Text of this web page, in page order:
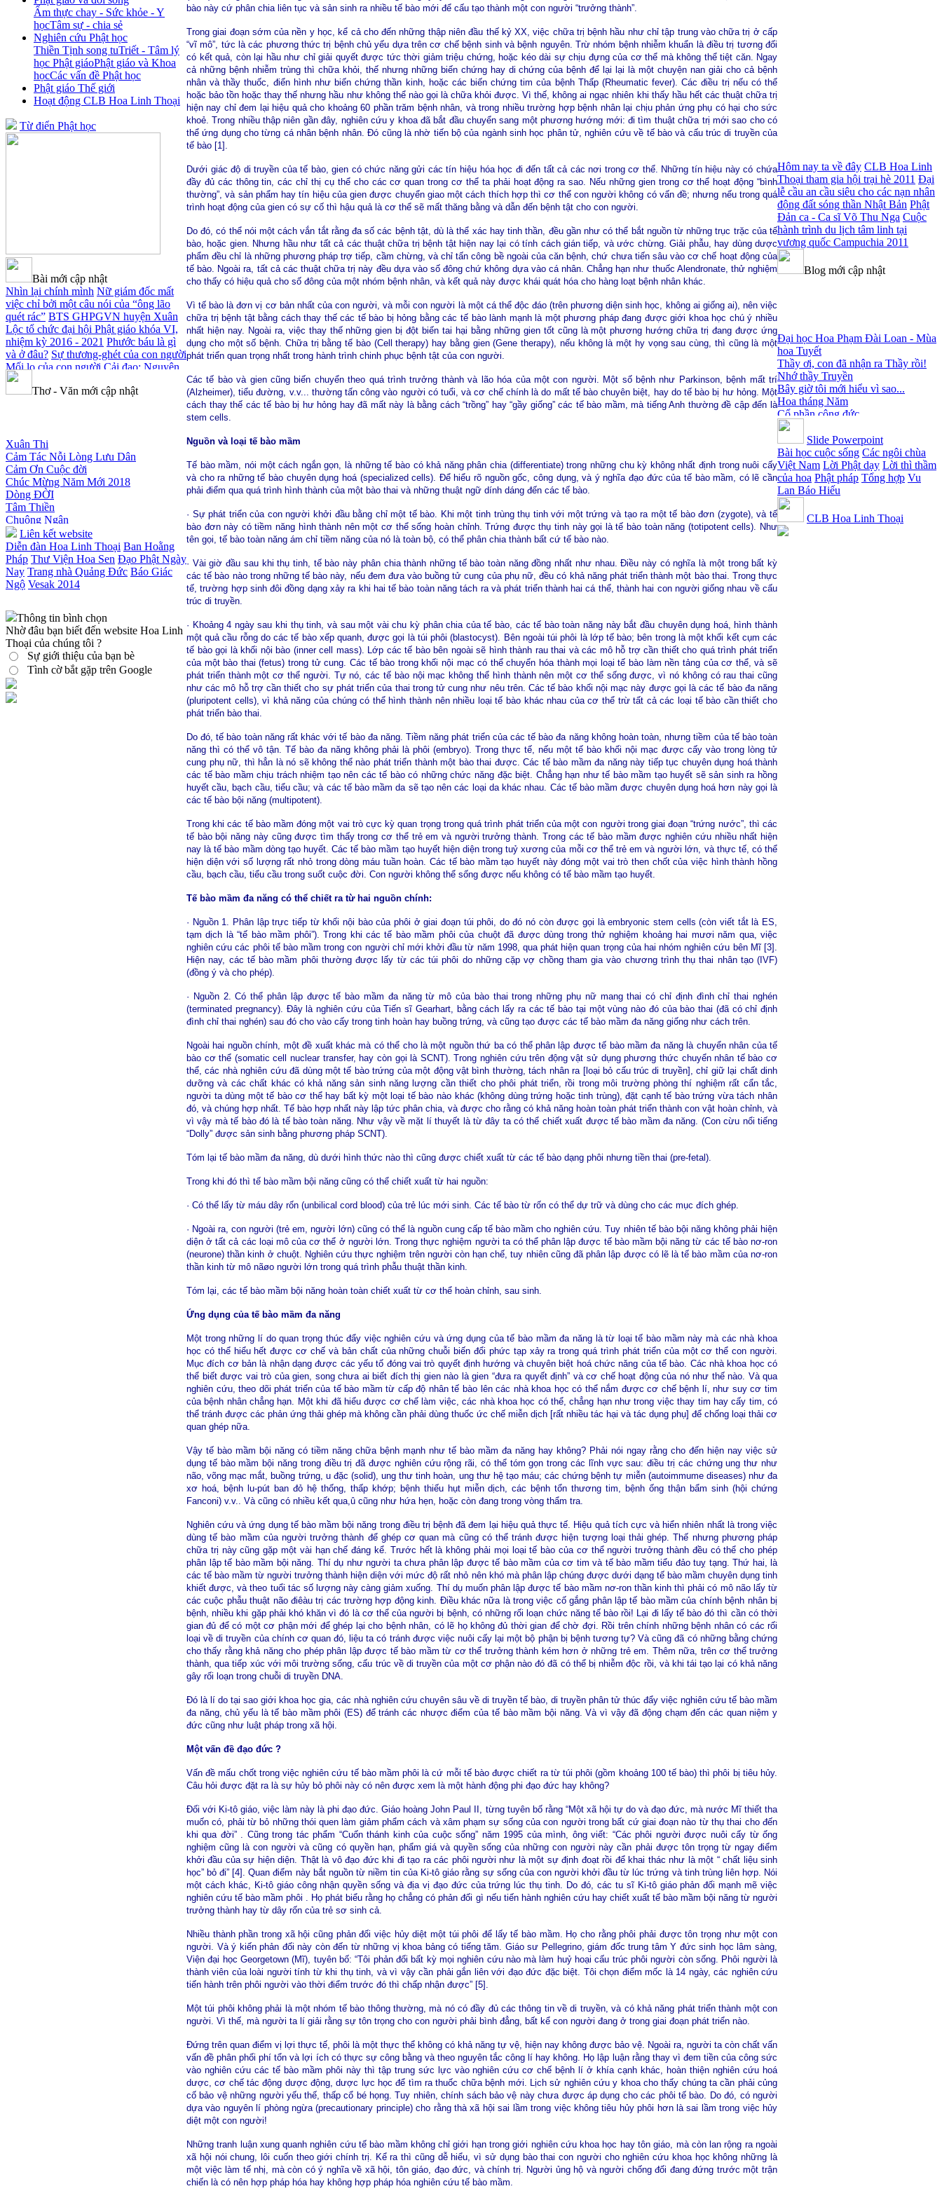
Ẩm thực chay - Sức khỏe - Y
họcTâm sự - chia sẻ
Nghiên cứu Phật học
Thiền Tịnh song tuTriết - Tâm lý
học Phật giáoPhật giáo và Khoa
họcCác vấn đề Phật học
Phật giáo Thế giới
Hoạt động CLB Hoa Linh Thoại
Từ điển Phật học
Bài mới cập nhật
Nhìn lại chính mình Nữ giám đốc mất
việc chỉ bởi một câu nói của “ông lão
quét rác” BTS GHPGVN huyện Xuân
Lộc tổ chức đại hội Phật giáo khóa VI,
nhiệm kỳ 2016 - 2021 Phước báu là gì
và ở đâu? Sự thương-ghét của con người
Mối lo của con người Cải đạo: Nguyên
nhân & giải pháp
nhân nghèo An Giang: Tịnh thất Quy
Thơ - Văn mới cập nhật
Cảm Tác Nỗi Lòng Lưu Dân
Cảm Ơn Cuộc đời
Chúc Mừng Năm Mới 2018
Dòng ĐỜI
Tâm Thiền
Chuông Ngân
Kính mừng Phật Đản
Anh không chết đâu em
Kiếp này
Liên kết website
Diễn đàn Hoa Linh Thoại Ban Hoằng
Pháp Thư Viện Hoa Sen Đạo Phật Ngày
Nay Trang nhà Quảng Đức Báo Giác
Ngộ Vesak 2014
Thông tin bình chọn
Nhờ đâu bạn biết đến website Hoa Linh
Thoại của chúng tôi ?
Sự giới thiệu của bạn bè
Tình cờ bắt gặp trên Google
bào này cứ phân chia liên tục và sản sinh ra nhiều tế bào mới để cấu tạo thành một con người “trưởng thành”.
Trong giai đoạn sớm của nền y học, kể cả cho đến những thập niên đầu thế kỷ XX, việc chữa trị bệnh hầu như chỉ tập trung vào chữa trị ở cấp
“vĩ mô”, tức là các phương thức trị bệnh chủ yếu dựa trên cơ chế bệnh sinh và bệnh nguyên. Trừ nhóm bệnh nhiễm khuẩn là điều trị tương đối
có kết quả, còn lại hầu như chỉ giải quyết được tức thời giảm triệu chứng, hoặc kéo dài sự chịu đựng của cơ thể mà không thể tiệt căn. Ngay
cả những bệnh nhiễm trùng thì chữa khỏi, thế nhưng những biến chứng hay di chứng của bệnh để lại lại là một chuyện nan giải cho cả bệnh
nhân và thầy thuốc, điển hình như biến chứng thần kinh, hoặc các biến chứng tim của bệnh Thấp (Rheumatic fever). Các điều trị nếu có thể
hoặc bảo tồn hoặc thay thế nhưng hầu như không thể nào gọi là chữa khỏi được. Vì thế, không ai ngạc nhiên khi thấy hầu hết các thuật chữa trị
hiện nay chỉ đem lại hiệu quả cho khoảng 60 phần trăm bệnh nhân, và trong nhiều trường hợp bệnh nhân lại chịu phản ứng phụ có hại cho sức
khoẻ. Trong nhiều thập niên gần đây, nghiên cứu y khoa đã bắt đầu chuyển sang một phương hướng mới: đi tìm thuật chữa trị mới sao cho có
thể ứng dụng cho từng cá nhân bệnh nhân. Đó cũng là nhờ tiến bộ của ngành sinh học phân tử, nghiên cứu về tế bào và cấu trúc di truyền của
tế bào [1].
Dưới giác độ di truyền của tế bào, gien có chức năng gửi các tín hiệu hóa học đi đến tất cả các nơi trong cơ thể. Những tín hiệu này có chứa
đầy đủ các thông tin, các chỉ thị cụ thể cho các cơ quan trong cơ thể ta phải hoạt động ra sao. Nếu những gien trong cơ thể hoạt động “bình
thường”, và sản phẩm hay tín hiệu của gien được chuyển giao một cách thích hợp thì cơ thể con người không có vấn đề; nhưng nếu trong quá
trình hoạt động của gien có sự cố thì hậu quả là cơ thể sẽ mất thăng bằng và dẫn đến bệnh tật cho con người.
Do đó, có thể nói một cách vắn tắt rằng đa số các bệnh tật, dù là thể xác hay tinh thần, đều gần như có thể bắt nguồn từ những trục trặc của tế
bào, hoặc gien. Nhưng hầu như tất cả các thuật chữa trị bệnh tật hiện nay lại có tính cách gián tiếp, và ước chừng. Giải phẫu, hay dùng dược
phẩm đều chỉ là những phương pháp trợ tiếp, cầm chừng, và chỉ tấn công bề ngoài của căn bệnh, chứ chưa tiến sâu vào cơ chế hoạt động của
tế bào. Ngoài ra, tất cả các thuật chữa trị này đều dựa vào số đông chứ không dựa vào cá nhân. Chẳng hạn như thuốc Alendronate, thử nghiệm
cho thấy có hiệu quả cho số đông của một nhóm bệnh nhân, và kết quả này được khái quát hóa cho hàng loạt bệnh nhân khác.
Vì tế bào là đơn vị cơ bản nhất của con người, và mỗi con người là một cá thể độc đáo (trên phương diện sinh học, không ai giống ai), nên việc
chữa trị bệnh tật bằng cách thay thế các tế bào bị hỏng bằng các tế bào lành mạnh là một phương pháp đang được giới khoa học chú ý nhiều
nhất hiện nay. Ngoài ra, việc thay thế những gien bị đột biến tai hại bằng những gien tốt cũng là một phương hướng chữa trị đang được ứng
dụng cho một số bệnh. Chữa trị bằng tế bào (Cell therapy) hay bằng gien (Gene therapy), nếu không là một hy vọng sau cùng, thì cũng là một
phát triển quan trọng nhất trong hành trình chinh phục bệnh tật của con người.
Các tế bào và gien cũng biến chuyển theo quá trình trưởng thành và lão hóa của một con người. Một số bệnh như Parkinson, bệnh mất trí
(Alzheimer), tiểu đường, v.v... thường tấn công vào người có tuổi, và cơ chế chính là do mất tế bào chuyên biệt, hay do tế bào bị hư hỏng. Một
cách thay thế các tế bào bị hư hỏng hay đã mất này là bằng cách “trồng” hay “gầy giống” các tế bào mầm, mà tiếng Anh thường đề cập đến là
stem cells.
Nguồn và loại tế bào mầm
Tế bào mầm, nói một cách ngắn gọn, là những tế bào có khả năng phân chia (differentiate) trong những chu kỳ không nhất định trong nuôi cấy
và cho ra những tế bào chuyên dụng hoá (specialized cells). Để hiểu rõ nguồn gốc, công dụng, và ý nghĩa đạo đức của tế bào mầm, có lẽ cần
phải điểm qua quá trình hình thành của một bào thai và những thuật ngữ dính dáng đến các tế bào.
· Sự phát triển của con người khởi đầu bằng chỉ một tế bào. Khi một tinh trùng thụ tinh với một trứng và tạo ra một tế bào đơn (zygote), và tế
bào đơn này có tiềm năng hình thành nên một cơ thể sống hoàn chỉnh. Trứng được thụ tinh này gọi là tế bào toàn năng (totipotent cells). Như
tên gọi, tế bào toàn năng ám chỉ tiềm năng của nó là toàn bộ, có thể phân chia thành bất cứ tế bào nào.
· Vài giờ đầu sau khi thụ tinh, tế bào này phân chia thành những tế bào toàn năng đồng nhất như nhau. Điều này có nghĩa là một trong bất kỳ
các tế bào nào trong những tế bào này, nếu đem đưa vào buồng tử cung của phụ nữ, đều có khả năng phát triển thành một bào thai. Trong thực
tế, trường hợp sinh đôi đồng dạng xảy ra khi hai tế bào toàn năng tách ra và phát triển thành hai cá thể, thành hai con người giống nhau về cấu
trúc di truyền.
· Khoảng 4 ngày sau khi thụ tinh, và sau một vài chu kỳ phân chia của tế bào, các tế bào toàn năng này bắt đầu chuyên dụng hoá, hình thành
một quả cầu rỗng do các tế bào xếp quanh, được gọi là túi phôi (blastocyst). Bên ngoài túi phôi là lớp tế bào; bên trong là một khối kết cụm các
tế bào gọi là khối nội bào (inner cell mass). Lớp các tế bào bên ngoài sẽ hình thành rau thai và các mô hỗ trợ cần thiết cho quá trình phát triển
của một bào thai (fetus) trong tử cung. Các tế bào trong khối nội mạc có thể chuyển hóa thành mọi loại tế bào làm nền tảng của cơ thể, và sẽ
phát triển thành một cơ thể người. Tự nó, các tế bào nội mạc không thể hình thành nên một cơ thể sống được, vì nó không có rau thai cũng
như các mô hỗ trợ cần thiết cho sự phát triển của thai trong tử cung như nêu trên. Các tế bào khối nội mạc này được gọi là các tế bào đa năng
(pluripotent cells), vì khả năng của chúng có thể hình thành nên nhiều loại tế bào khác nhau của cơ thể trừ tất cả các loại tế bào cần thiết cho
phát triển bào thai.
Do đó, tế bào toàn năng rất khác với tế bào đa năng. Tiềm năng phát triển của các tế bào đa năng không hoàn toàn, nhưng tiềm của tế bào toàn
năng thì có thể vô tận. Tế bào đa năng không phải là phôi (embryo). Trong thực tế, nếu một tế bào khối nội mạc được cấy vào trong lòng tử
cung phụ nữ, thì hẳn là nó sẽ không thể nào phát triển thành một bào thai được. Các tế bào mầm đa năng này tiếp tục chuyên dụng hoá thành
các tế bào mầm chịu trách nhiệm tạo nên các tế bào có những chức năng đặc biệt. Chẳng hạn như tế bào mầm tạo huyết sẽ sản sinh ra hồng
huyết cầu, bạch cầu, tiểu cầu; và các tế bào mầm da sẽ tạo nên các loại da khác nhau. Các tế bào mầm được chuyên dụng hoá hơn này gọi là
các tế bào bội năng (multipotent).
Trong khi các tế bào mầm đóng một vai trò cực kỳ quan trọng trong quá trình phát triển của một con người trong giai đoạn “trứng nước”, thì các
tế bào bội năng này cũng được tìm thấy trong cơ thể trẻ em và người trưởng thành. Trong các tế bào mầm được nghiên cứu nhiều nhất hiện
nay là tế bào mầm dòng tạo huyết. Các tế bào mầm tạo huyết hiện diện trong tuỷ xương của mỗi cơ thể trẻ em và người lớn, và thực tế, có thể
hiện diện với số lượng rất nhỏ trong dòng máu tuần hoàn. Các tế bào mầm tạo huyết này đóng một vai trò then chốt của việc hình thành hồng
cầu, bạch cầu, tiểu cầu trong suốt cuộc đời. Con người không thể sống được nếu không có tế bào mầm tạo huyết.
Tế bào mầm đa năng có thể chiết ra từ hai nguồn chính:
· Nguồn 1. Phân lập trực tiếp từ khối nội bào của phôi ở giai đoạn túi phôi, do đó nó còn được gọi là embryonic stem cells (còn viết tắt là ES,
tạm dịch là “tế bào mầm phôi”). Trong khi các tế bào mầm phôi của chuột đã được dùng trong thử nghiệm khoảng hai mươi năm qua, việc
nghiên cứu các phôi tế bào mầm trong con người chỉ mới khởi đầu từ năm 1998, qua phát hiện quan trọng của hai nhóm nghiên cứu bên Mĩ [3].
Hiện nay, các tế bào mầm phôi thường được lấy từ các túi phôi do những cặp vợ chồng tham gia vào chương trình thụ thai nhân tạo (IVF)
(đồng ý và cho phép).
· Nguồn 2. Có thể phân lập được tế bào mầm đa năng từ mô của bào thai trong những phụ nữ mang thai có chỉ định đình chỉ thai nghén
(terminated pregnancy). Đây là nghiên cứu của Tiến sĩ Gearhart, bằng cách lấy ra các tế bào tại một vùng nào đó của bào thai (đã có chỉ định
đình chỉ thai nghén) sau đó cho vào cấy trong tinh hoàn hay buồng trứng, và cũng tạo được các tế bào mầm đa năng giống như cách trên.
Ngoài hai nguồn chính, một đề xuất khác mà có thể cho là một nguồn thứ ba có thể phân lập được tế bào mầm đa năng là chuyển nhân của tế
bào cơ thể (somatic cell nuclear transfer, hay còn gọi là SCNT). Trong nghiên cứu trên động vật sử dụng phương thức chuyển nhân tế bào cơ
thể, các nhà nghiên cứu đã dùng một tế bào trứng của một động vật bình thường, tách nhân ra [loại bỏ cấu trúc di truyền], chỉ giữ lại chất dinh
dưỡng và các chất khác có khả năng sản sinh năng lượng cần thiết cho phôi phát triển, rồi trong môi trường phòng thí nghiệm rất cẩn tắc,
người ta dùng một tế bào cơ thể hay bất kỳ một loại tế bào nào khác (không dùng trứng hoặc tinh trùng), đặt cạnh tế bào trứng vừa tách nhân
đó, và chúng hợp nhất. Tế bào hợp nhất này lập tức phân chia, và được cho rằng có khả năng hoàn toàn phát triển thành con vật hoàn chỉnh, và
vì vậy mà tế bào đó là tế bào toàn năng. Như vậy về mặt lí thuyết là từ đây ta có thể chiết xuất được tế bào mầm đa năng. (Con cừu nổi tiếng
“Dolly” được sản sinh bằng phương pháp SCNT).
Tóm lại tế bào mầm đa năng, dù dưới hình thức nào thì cũng được chiết xuất từ các tế bào dạng phôi nhưng tiền thai (pre-fetal).
Trong khi đó thì tế bào mầm bội năng cũng có thể chiết xuất từ hai nguồn:
· Có thể lấy từ máu dây rốn (unbilical cord blood) của trẻ lúc mới sinh. Các tế bào từ rốn có thể dự trữ và dùng cho các mục đích ghép.
· Ngoài ra, con người (trẻ em, người lớn) cũng có thể là nguồn cung cấp tế bào mầm cho nghiên cứu. Tuy nhiên tế bào bội năng không phải hiện
diện ở tất cả các loại mô của cơ thể ở người lớn. Trong thực nghiệm người ta có thể phân lập được tế bào mầm bội năng từ các tế bào nơ-ron
(neurone) thần kinh ở chuột. Nghiên cứu thực nghiệm trên người còn hạn chế, tuy nhiên cũng đã phân lập được có lẽ là tế bào mầm của nơ-ron
thần kinh từ mô nãøo người lớn trong quá trình phẫu thuật thần kinh.
Tóm lại, các tế bào mầm bội năng hoàn toàn chiết xuất từ cơ thể hoàn chỉnh, sau sinh.
Ứng dụng của tế bào mầm đa năng
Một trong những lí do quan trọng thúc đẩy việc nghiên cứu và ứng dụng của tế bào mầm đa năng là từ loại tế bào mầm này mà các nhà khoa
học có thể hiểu hết được cơ chế và bản chất của những chuỗi biến đổi phức tạp xảy ra trong quá trình phát triển của một cơ thể con người.
Mục đích cơ bản là nhận dạng được các yếu tố đóng vai trò quyết định hướng và chuyên biệt hoá chức năng của tế bào. Các nhà khoa học có
thể biết được vai trò của gien, song chưa ai biết đích thị gien nào là gien “đưa ra quyết định” và cơ chế hoạt động của nó như thế nào. Và qua
nghiên cứu, theo dõi phát triển của tế bào mầm từ cấp độ nhân tế bào lên các nhà khoa học có thể nắm được cơ chế bệnh lí, như suy cơ tim
của bệnh nhân chẳng hạn. Một khi đã hiểu được cơ chế làm việc, các nhà khoa học có thể, chẳng hạn như trong việc thay tim hay cấy tim, có
thể tránh được các phản ứng thải ghép mà không cần phải dùng thuốc ức chế miễn dịch [rất nhiều tác hại và tác dụng phụ] để chống loại thải cơ
quan ghép nữa.
Vậy tế bào mầm bội năng có tiềm năng chữa bệnh mạnh như tế bào mầm đa năng hay không? Phải nói ngay rằng cho đến hiện nay việc sử
dụng tế bào mầm bội năng trong điều trị đã được nghiên cứu rộng rãi, có thể tóm gọn trong các lĩnh vực sau: điều trị các chứng ung thư như
não, võng mạc mắt, buồng trứng, u đặc (solid), ung thư tinh hoàn, ung thư hệ tạo máu; các chứng bệnh tự miễn (autoimmume diseases) như đa
xơ hoá, bệnh lu-pút ban đỏ hệ thống, thấp khớp; bệnh thiếu hụt miễn dịch, các bệnh tổn thương tim, bệnh ống thận bẩm sinh (hội chứng
Fanconi) v.v.. Và cũng có nhiều kết qua,û cũng như hứa hẹn, hoặc còn đang trong vòng thẩm tra.
Nghiên cứu và ứng dụng tế bào mầm bội năng trong điều trị bệnh đã đem lại hiệu quả thực tế. Hiệu quả tích cực và hiển nhiên nhất là trong việc
dùng tế bào mầm của người trưởng thành để ghép cơ quan mà cũng có thể tránh được hiện tượng loại thải ghép. Thế nhưng phương pháp
chữa trị này cũng gặp một vài hạn chế đáng kể. Trước hết là không phải mọi loại tế bào của cơ thể người trưởng thành đều có thể cho phép
phân lập tế bào mầm bội năng. Thí dụ như người ta chưa phân lập được tế bào mầm của cơ tim và tế bào mầm tiểu đảo tuỵ tạng. Thứ hai, là
các tế bào mầm từ người trưởng thành hiện diện với mức độ rất nhỏ nên khó mà phân lập chúng được dưới dạng tế bào mầm chuyên dụng tinh
khiết được, và theo tuổi tác số lượng này càng giảm xuống. Thí dụ muốn phân lập được tế bào mầm nơ-ron thần kinh thì phải có mô não lấy từ
các cuộc phẫu thuật não điêàu trị các trường hợp động kinh. Điều khác nữa là trong việc cố gắng phân lập tế bào mầm của chính bệnh nhân bị
bệnh, nhiều khi gặp phải khó khăn vì đó là cơ thể của người bị bệnh, có những rối loạn chức năng tế bào rồi! Lại đi lấy tế bào đó thì cần có thời
gian đủ để có một cơ phận mới để ghép lại cho bệnh nhân, có lẽ họ không đủ thời gian để chờ đợi. Rồi trên chính những bệnh nhân có các rối
loại về di truyền của chính cơ quan đó, liệu ta có tránh được việc nuôi cấy lại một bộ phận bị bệnh tương tự? Và cũng đã có những bằng chứng
cho thấy rằng khả năng cho phép phân lập được tế bào mầm từ cơ thể trưởng thành kém hơn ở những trẻ em. Thêm nữa, trên cơ thể trưởng
thành, qua tiếp xúc với môi trường sống, cấu trúc về di truyền của một cơ phận nào đó đã có thể bị nhiễm độc rồi, và khi tái tạo lại có khả năng
gây rối loạn trong chuỗi di truyền DNA.
Đó là lí do tại sao giới khoa học gia, các nhà nghiên cứu chuyên sâu về di truyền tế bào, di truyền phân tử thúc đẩy việc nghiên cứu tế bào mầm
đa năng, chủ yếu là tế bào mầm phôi (ES) để tránh các nhược điểm của tế bào mầm bội năng. Và vì vậy đã động chạm đến các quan niệm y
đức cũng như luật pháp trong xã hội.
Một vấn đề đạo đức ?
Vấn đề mấu chốt trong việc nghiên cứu tế bào mầm phôi là cứ mỗi tế bào được chiết ra từ túi phôi (gồm khoảng 100 tế bào) thì phôi bị tiêu hủy.
Câu hỏi được đặt ra là sự hủy bỏ phôi này có nên được xem là một hành động phi đạo đức hay không?
Đối với Ki-tô giáo, việc làm này là phi đạo đức. Giáo hoàng John Paul II, từng tuyên bố rằng “Một xã hội tự do và đạo đức, mà nước Mĩ thiết tha
muốn có, phải từ bỏ những thói quen làm giảm phẩm cách và xâm phạm sự sống của con người trong bất cứ giai đoạn nào từ thụ thai cho đến
khi qua đời” . Cũng trong tác phẩm “Cuốn thánh kinh của cuộc sống” năm 1995 của mình, ông viết: “Các phôi người được nuôi cấy từ ống
nghiệm cũng là con người và cũng có quyền hạn, phẩm giá và quyền sống của những con người này cần phải được tôn trọng từ ngay điểm
khởi đầu của sự hiện diện. Thật là vô đạo đức khi đi tạo ra các phôi người như là một sự định đoạt rồi để khai thác như là một “ chất liệu sinh
học” bỏ đi” [4]. Quan điểm này bắt nguồn từ niềm tin của Ki-tô giáo rằng sự sống của con người khởi đầu từ lúc trứng và tinh trùng liên hợp. Nói
một cách khác, Ki-tô giáo công nhận quyền sống và địa vị đạo đức của trứng lúc thụ tinh. Do đó, các tu sĩ Ki-tô giáo phản đối mạnh mẽ việc
nghiên cứu tế bào mầm phôi . Họ phát biểu rằng họ chẳng có phản đối gì nếu tiến hành nghiên cứu hay chiết xuất tế bào mầm bội năng từ người
trưởng thành hay từ dây rốn của trẻ sơ sinh cả.
Nhiều thành phần trong xã hội cũng phản đối việc hủy diệt một túi phôi để lấy tế bào mầm. Họ cho rằng phôi phải được tôn trọng như một con
người. Và ý kiến phản đối này còn đến từ những vị khoa bảng có tiếng tăm. Giáo sư Pellegrino, giám đốc trung tâm Y đức sinh học lâm sàng,
Viện đại học Georgetown (Mĩ), tuyên bố: “Tôi phản đối bất kỳ mọi nghiên cứu nào mà làm huỷ hoại cấu trúc phôi người còn sống. Phôi người là
thành viên của loài người tính từ khi thụ tinh, và vì vậy cần phải gắn liên với đạo đức đặc biệt. Tôi chọn điểm mốc là 14 ngày, các nghiên cứu
tiến hành trên phôi người vào thời điểm trước đó thì chấp nhận được” [5].
Một túi phôi không phải là một nhóm tế bào thông thường, mà nó có đầy đủ các thông tin về di truyền, và có khả năng phát triển thành một con
người. Vì thế, mà người ta lí giải rằng sự tôn trọng cho con người phải bình đẳng, bất kể con người đang ở trong giai đoạn phát triển nào.
Đứng trên quan điểm vị lợi thực tế, phôi là một thực thể không có khả năng tự vệ, hiện nay không được bảo vệ. Ngoài ra, người ta còn chất vấn
vấn đề phân phối phí tổn và lợi ích có thực sự công bằng và theo nguyên tắc công lí hay không. Họ lập luận rằng thay vì đem tiền của công sức
vào nghiên cứu các tế bào mầm phôi này thì tập trung sức lực vào nghiên cứu cơ chế bệnh lí ở khía cạnh khác, hoàn thiện nghiên cứu hoá
dược, cơ chế tác động dược động, dược lực học để tìm ra thuốc chữa bệnh mới. Lịch sử nghiên cứu y khoa cho thấy chúng ta cần phải củng
cố bảo vệ những người yếu thế, thấp cổ bé họng. Tuy nhiên, chính sách bảo vệ này chưa được áp dụng cho các phôi tế bào. Do đó, có người
dựa vào nguyên lí phòng ngừa (precautionary principle) cho rằng thà xã hội sai lầm trong việc không tiêu hủy phôi hơn là sai lầm trong việc hủy
diệt một con người!
Những tranh luận xung quanh nghiên cứu tế bào mầm không chỉ giới hạn trong giới nghiên cứu khoa học hay tôn giáo, mà còn lan rộng ra ngoài
xã hội nói chung, lôi cuốn theo giới chính trị. Kể ra thì cũng dễ hiểu, vì sử dụng bào thai con người cho nghiên cứu khoa học không những là
một việc làm tế nhị, mà còn có ý nghĩa về xã hội, tôn giáo, đạo đức, và chính trị. Người ủng hộ và người chống đối đang đứng trước một trận
chiến là có nên hợp pháp hóa hay không hợp pháp hóa nghiên cứu tế bào mầm.
Hôm nay ta về đây CLB Hoa Linh
Thoại tham gia hội trại hè 2011 Đại
lễ cầu an cầu siêu cho các nạn nhân
động đất sóng thần Nhật Bản Phật
Đản ca - Ca sĩ Võ Thu Nga Cuộc
hành trình du lịch tâm linh tại
vương quốc Campuchia 2011
Blog mới cập nhật
hoa Tuyết
Thầy ơi, con đã nhận ra Thầy rồi!
Nhớ thầy Truyền
Bây giờ tôi mới hiểu vì sao...
Hoa tháng Năm
Cổ phần công đức
Tôi mắc nợ ông Sáu
Đi tìm vũ khúc mùa hè
Mơ màng Phật dạy....
Lời thú tội của chị gái nhỏ nhen
Slide Powerpoint
Bài học cuộc sống Các ngôi chùa
Việt Nam Lời Phật dạy Lời thì thầm
của hoa Phật pháp Tổng hợp Vu
Lan Báo Hiếu
CLB Hoa Linh Thoại